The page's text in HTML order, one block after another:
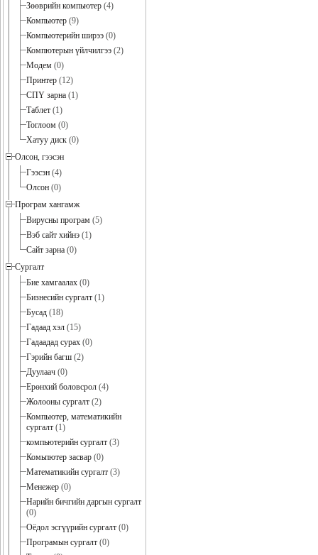
Зөөврийн компьютер (4)
Компьютер (9)
Компьютерийн ширээ (0)
Компютерын үйлчилгээ (2)
Модем (0)
Принтер (12)
СПҮ зарна (1)
Таблет (1)
Тоглоом (0)
Хатуу диск (0)
Олсон, гээсэн
Гээсэн (4)
Олсон (0)
Програм хангамж
Вирусны програм (5)
Вэб сайт хийнэ (1)
Сайт зарна (0)
Сургалт
Бие хамгаалах (0)
Бизнесийн сургалт (1)
Бусад (18)
Гадаад хэл (15)
Гадаадад сурах (0)
Гэрийн багш (2)
Дуулаач (0)
Ерөнхий боловсрол (4)
Жолооны сургалт (2)
Компьютер, математикийн
сургалт (1)
компьютерийн сургалт (3)
Комьпютер засвар (0)
Математикийн сургалт (3)
Менежер (0)
Нарийн бичгийн даргын сургалт
(0)
Оёдол эсгүүрийн сургалт (0)
Програмын сургалт (0)